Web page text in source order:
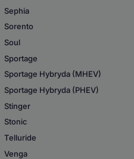
Sephia
Sorento
Soul
Sportage
Sportage Hybryda (MHEV)
Sportage Hybryda (PHEV)
Stinger
Stonic
Telluride
Venga